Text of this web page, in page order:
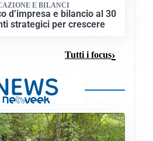
E BILANCI
d’impresa e bilancio al 30
strategici per crescere
Tutti i focus